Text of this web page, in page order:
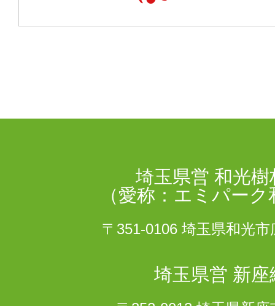
埼玉県営 和光樹
（愛称：エミパー
〒351-0106 埼玉県和光
埼玉県営 新座